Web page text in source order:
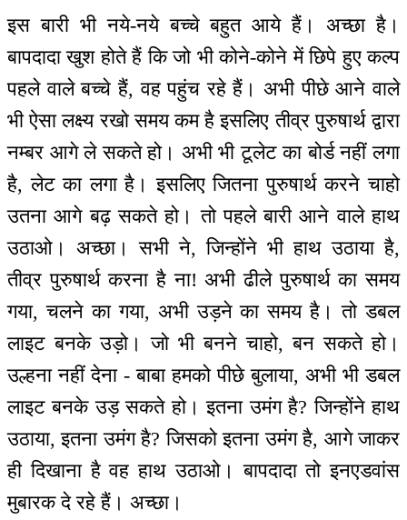
इस बारी भी नये-नये बच्चे बहुत आये हैं। अच्छा है।
बापदादा खुश होते हैं कि जो भी कोने-कोने में छिपे हुए कल्प
पहले वाले बच्चे हैं, वह पहुंच रहे हैं। अभी पीछे आने वाले
भी ऐसा लक्ष्य रखो समय कम है इसलिए तीव्र पुरुषार्थ द्वारा
नम्बर आगे ले सकते हो। अभी भी टूलेट का बोर्ड नहीं लगा
है, लेट का लगा है। इसलिए जितना पुरुषार्थ करने चाहो
उतना आगे बढ़ सकते हो। तो पहले बारी आने वाले हाथ
उठाओ। अच्छा। सभी ने, जिन्होंने भी हाथ उठाया है,
तीव्र पुरुषार्थ करना है ना! अभी ढीले पुरुषार्थ का समय
गया, चलने का गया, अभी उड़ने का समय है। तो डबल
लाइट बनके उड़ो। जो भी बनने चाहो, बन सकते हो।
उल्हना नहीं देना - बाबा हमको पीछे बुलाया, अभी भी डबल
लाइट बनके उड़ सकते हो। इतना उमंग है? जिन्होंने हाथ
उठाया, इतना उमंग है? जिसको इतना उमंग है, आगे जाकर
ही दिखाना है वह हाथ उठाओ। बापदादा तो इनएडवांस
मुबारक दे रहे हैं। अच्छा।